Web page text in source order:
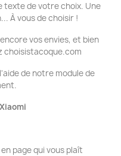
texte de votre choix. Une
À vous de choisir !
vos envies, et bien
choisistacoque.com
de notre module de
Xiaomi
page qui vous plaît